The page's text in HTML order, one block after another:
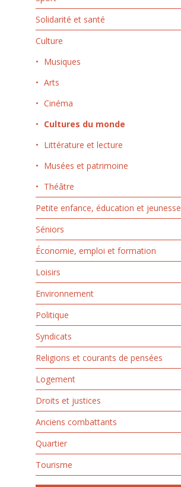
Solidarité et santé
Culture
Musiques
Arts
Cinéma
Cultures du monde
Littérature et lecture
Musées et patrimoine
Théâtre
Petite enfance, éducation et jeunesse
Séniors
Économie, emploi et formation
Loisirs
Environnement
Politique
Syndicats
Religions et courants de pensées
Logement
Droits et justices
Anciens combattants
Quartier
Tourisme